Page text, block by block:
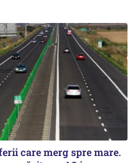
care merg spre mare.